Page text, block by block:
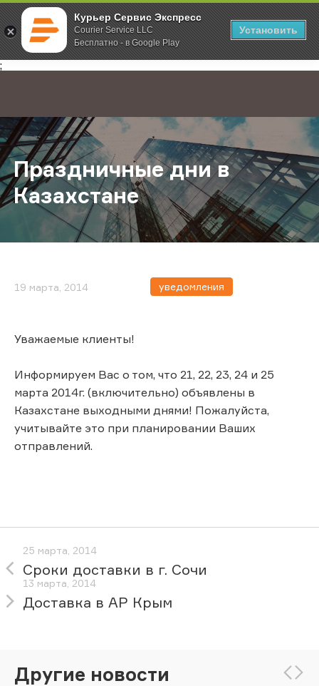
Курьер Сервис Экспресс
Courier Service LLC
Бесплатно - в Google Play
Установить
;
Главная О компании Новости Праздничные дни в Казахстане
Праздничные дни в
Казахстане
19 марта, 2014 уведомления
Уважаемые клиенты!
Информируем Вас о том, что 21, 22, 23, 24 и 25
марта 2014г. (включительно) объявлены в
Казахстане выходными днями! Пожалуйста,
учитывайте это при планировании Ваших
отправлений.
25 марта, 2014
Сроки доставки в г. Сочи
13 марта, 2014
Доставка в АР Крым
Другие новости